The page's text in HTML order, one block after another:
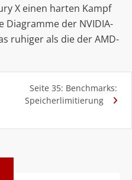
X einen harten Kampf
Diagramme der NVIDIA-
ruhiger als die der AMD-
Seite 35: Benchmarks:
Speicherlimitierung